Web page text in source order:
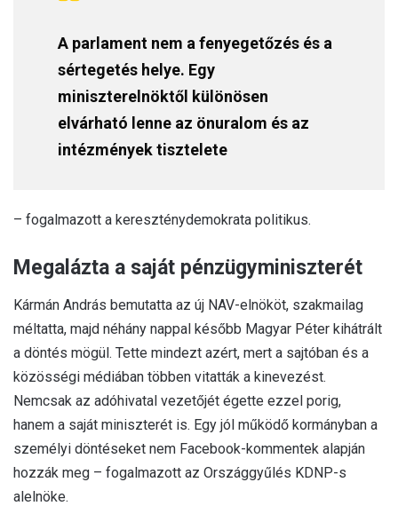
A parlament nem a fenyegetőzés és a
sértegetés helye. Egy
miniszterelnöktől különösen
elvárható lenne az önuralom és az
intézmények tisztelete
– fogalmazott a kereszténydemokrata politikus.
Megalázta a saját pénzügyminiszterét
Kármán András bemutatta az új NAV-elnököt, szakmailag
méltatta, majd néhány nappal később Magyar Péter kihátrált
a döntés mögül. Tette mindezt azért, mert a sajtóban és a
közösségi médiában többen vitatták a kinevezést.
Nemcsak az adóhivatal vezetőjét égette ezzel porig,
hanem a saját miniszterét is. Egy jól működő kormányban a
személyi döntéseket nem Facebook-kommentek alapján
hozzák meg – fogalmazott az Országgyűlés KDNP-s
alelnöke.